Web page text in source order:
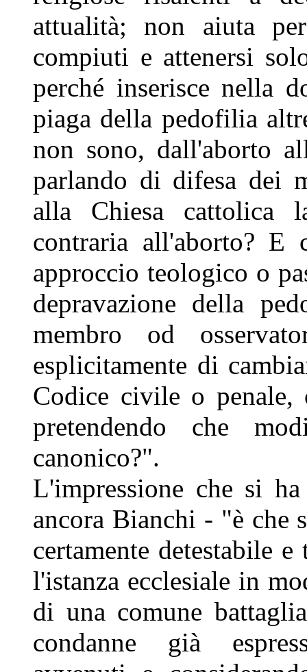
attualità; non aiuta
compiuti e attenersi
perché inserisce nella
piaga della pedofilia
non sono, dall'aborto
parlando di difesa dei
alla Chiesa cattolica
contraria all'aborto?
approccio teologico o
depravazione della
membro od
esplicitamente di
Codice civile o penale,
pretendendo che
canonico?".
L'impressione che si
ancora Bianchi - "è che
certamente detestabile
l'istanza ecclesiale in
di una comune
condanne già